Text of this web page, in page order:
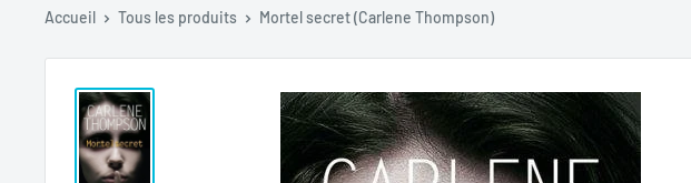
Accueil Tous les produits Mortel secret (Carlene Thompson)